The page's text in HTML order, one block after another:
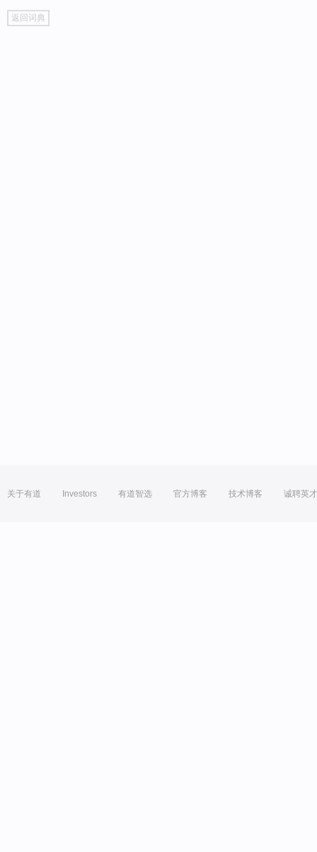
go
top
返回词典
关于有道 Investors 有道智选 官方博客 技术博客 诚聘英才